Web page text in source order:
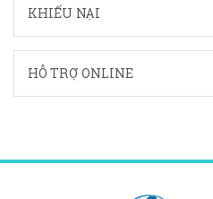
KHIẾU NẠI
HỖ TRỢ ONLINE